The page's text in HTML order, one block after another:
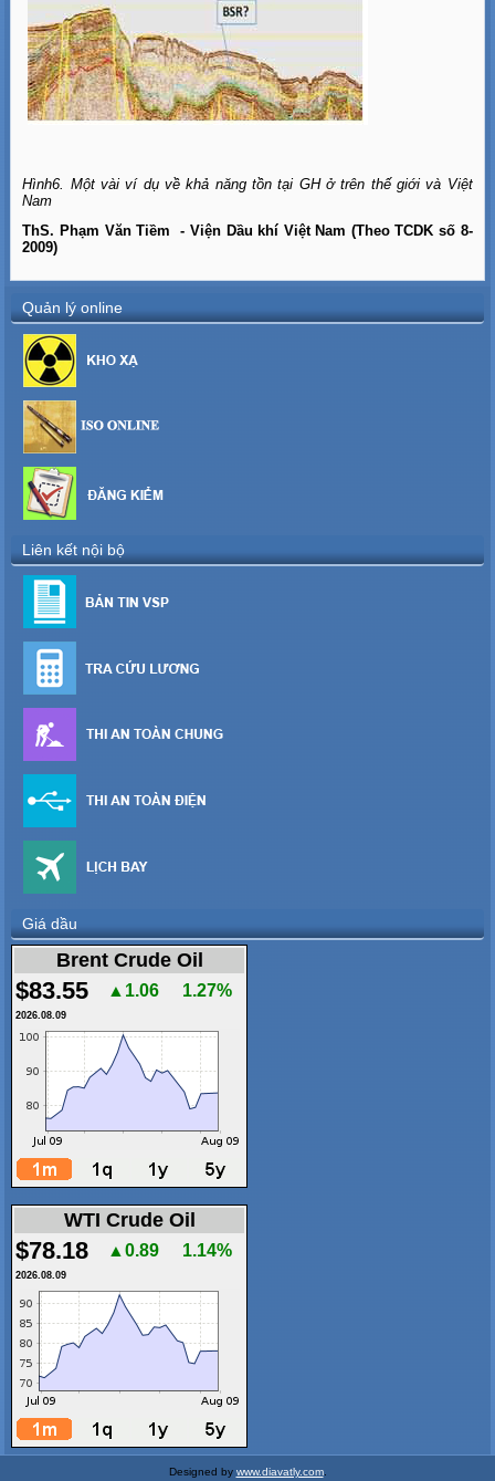
Hình6. Một vài ví dụ về khả năng tồn tại GH ở trên thế giới và Việt
Nam
ThS. Phạm Văn Tiềm - Viện Dầu khí Việt Nam (Theo TCDK số 8-
2009)
Quản lý online
Liên kết nội bộ
Giá dầu
Brent Crude Oil
$83.55 ▲1.06 1.27%
2026.08.09
WTI Crude Oil
$78.18 ▲0.89 1.14%
2026.08.09
Designed by www.diavatly.com.